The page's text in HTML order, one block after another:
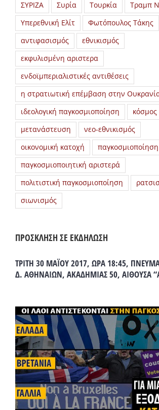
ΣΥΡΙΖΑ
Συρία Τουρκία
Τραμπ
Υπερεθνική Ελίτ
Φωτόπουλος Τάκης
αντιφασισμός
εθνικισμός
εκφυλισμένη αριστερα
ενδοϊμπεριαλιστικές αντιθέσεις
η στρατιωτική επέμβαση στην
ιδεολογική παγκοσμιοποίηση
κόσμος
μετανάστευση
νεο-εθνικισμός
οικονομική κατοχή
παγκοσμιοποίηση
παγκοσμιοποιητική αριστερά
πολιτιστική παγκοσμιοποίηση
σιωνισμός
ΠΡΟΣΚΛΗΣΗ ΣΕ ΕΚΔΗΛΩΣΗ
ΤΡΙΤΗ 30 ΜΑΪΟΥ 2017, ΩΡΑ 18:45,
Δ. ΑΘΗΝΑΙΩΝ, ΑΚΑΔΗΜΙΑΣ 50, ΑΙΘΟΥΣΑ